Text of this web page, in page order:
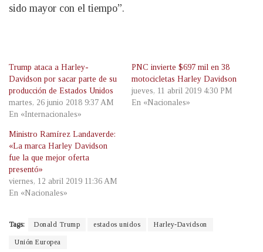
sido mayor con el tiempo”.
Trump ataca a Harley-
Davidson por sacar parte de su
producción de Estados Unidos
martes, 26 junio 2018 9:37 AM
En «Internacionales»
PNC invierte $697 mil en 38
motocicletas Harley Davidson
jueves, 11 abril 2019 4:30 PM
En «Nacionales»
Ministro Ramírez Landaverde:
«La marca Harley Davidson
fue la que mejor oferta
presentó»
viernes, 12 abril 2019 11:36 AM
En «Nacionales»
Tags: Donald Trump estados unidos Harley-Davidson
Unión Europea